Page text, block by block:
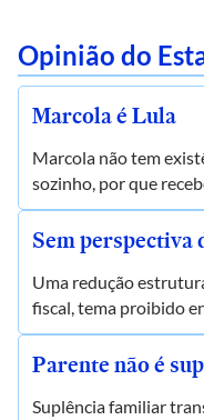
Opinião do
Marcola é Lula
Marcola não tem
sozinho, por que
Sem perspectiva
Uma redução
fiscal, tema proibido
Parente não é
Suplência familiar